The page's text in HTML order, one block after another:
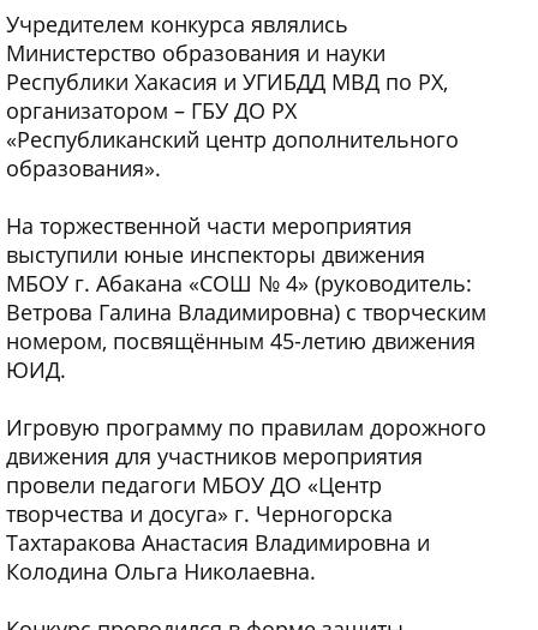
Учредителем конкурса являлись
Министерство образования и науки
Республики Хакасия и УГИБДД МВД по РХ,
организатором – ГБУ ДО РХ
«Республиканский центр дополнительного
образования».
На торжественной части мероприятия
выступили юные инспекторы движения
МБОУ г. Абакана «СОШ № 4» (руководитель:
Ветрова Галина Владимировна) с творческим
номером, посвящённым 45-летию движения
ЮИД.
Игровую программу по правилам дорожного
движения для участников мероприятия
провели педагоги МБОУ ДО «Центр
творчества и досуга» г. Черногорска
Тахтаракова Анастасия Владимировна и
Колодина Ольга Николаевна.